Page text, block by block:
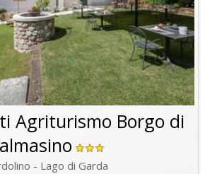
Agriturismo Borgo di
- Lago di Garda